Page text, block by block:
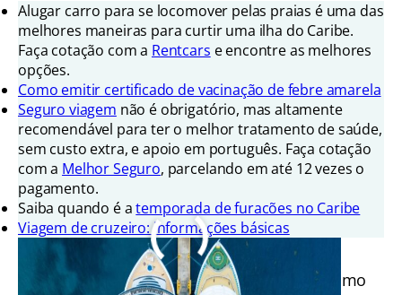
Alugar carro para se locomover pelas praias é uma das
melhores maneiras para curtir uma ilha do Caribe.
Faça cotação com a Rentcars e encontre as melhores
opções.
Como emitir certificado de vacinação de febre amarela
Seguro viagem não é obrigatório, mas altamente
recomendável para ter o melhor tratamento de saúde,
sem custo extra, e apoio em português. Faça cotação
com a Melhor Seguro, parcelando em até 12 vezes o
pagamento.
Saiba quando é atemporada de furacões no Caribe
Viagem de cruzeiro: informações básicas
Dinheiro no Caribe
Faça o câmbio para pequenas despesas (como